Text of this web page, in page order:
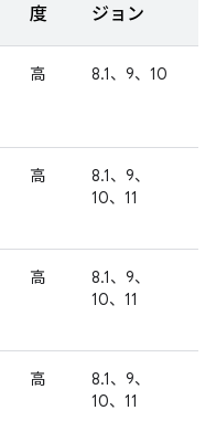
度
ジョン
高 8.1、9、10
高
8.1、9、
10、11
高
8.1、9、
10、11
高
8.1、9、
10、11